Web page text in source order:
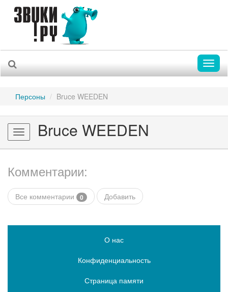
Персоны Bruce WEEDEN
Toggle
navigation
Bruce WEEDEN
Комментарии:
Все комментарии 0 Добавить
О нас
Конфиденциальность
Страница памяти